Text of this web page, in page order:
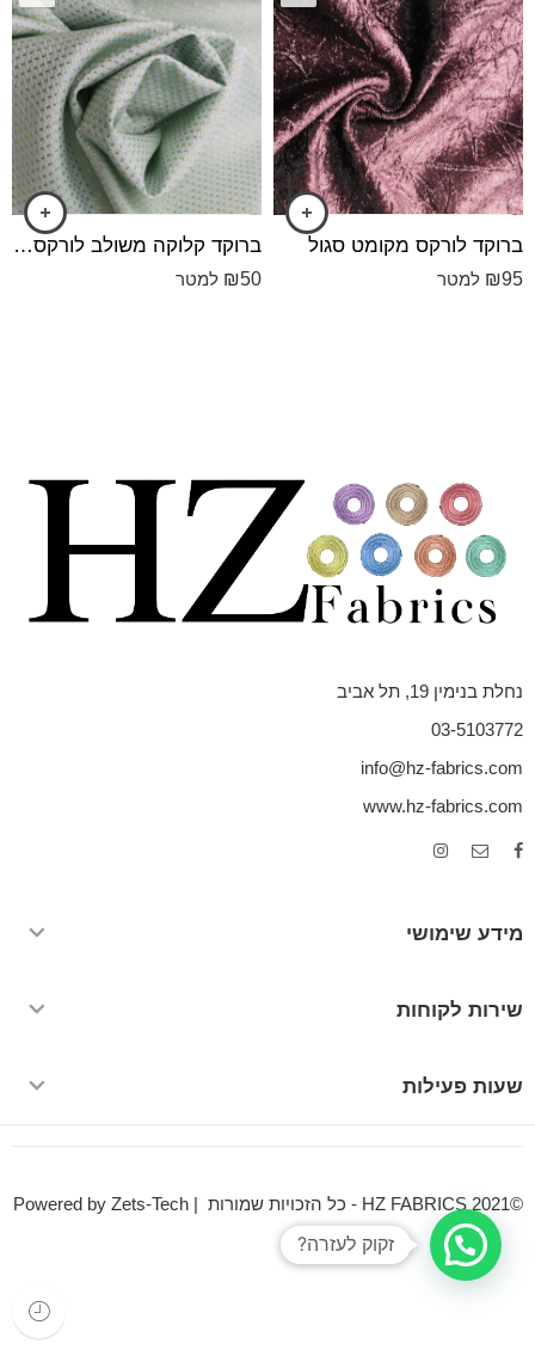
ברוקד לורקס מקומט סגול
₪95 למטר
ברוקד קלוקה משולב לורקס מנטה
₪50 למטר
נחלת בנימין 19, תל אביב
03-5103772
info@hz-fabrics.com
www.hz-fabrics.com
מידע שימושי
שירות לקוחות
שעות פעילות
©HZ FABRICS 2021 - כל הזכויות שמורות | Powered by Zets-Tech
זקוק לעזרה?